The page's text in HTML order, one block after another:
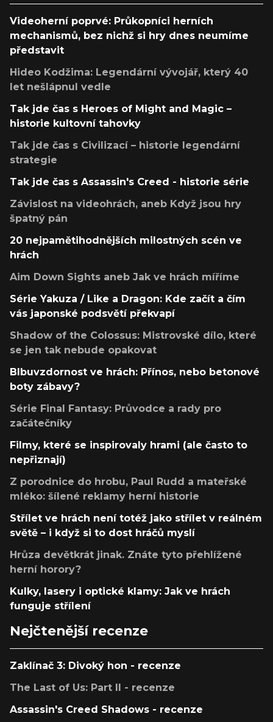
Videoherní poprvé: Průkopníci herních
mechanismů, bez nichž si hry dnes neumíme
představit
Hideo Kodžima: Legendární vývojář, který 40
let nešlápnul vedle
Tak jde čas s Heroes of Might and Magic –
historie kultovní tahovky
Tak jde čas s Civilizací – historie legendární
strategie
Tak jde čas s Assassin's Creed - historie série
Závislost na videohrách, aneb Když jsou hry
špatný pán
20 nejpamětihodnějších milostných scén ve
hrách
Aim Down Sights aneb Jak ve hrách míříme
Série Yakuza / Like a Dragon: Kde začít a čím
vás japonské podsvětí překvapí
Shadow of the Colossus: Mistrovské dílo, které
se jen tak nebude opakovat
Blbuvzdornost ve hrách: Přínos, nebo betonové
boty zábavy?
Série Final Fantasy: Průvodce a rady pro
začátečníky
Filmy, které se inspirovaly hrami (ale často to
nepřiznají)
Z porodnice do hrobu, Paul Rudd a mateřské
mléko: šílené reklamy herní historie
Střílet ve hrách není totéž jako střílet v reálném
světě – i když si to dost hráčů myslí
Hrůza devětkrát jinak. Znáte tyto přehlížené
herní horory?
Kulky, lasery i optické klamy: Jak ve hrách
funguje střílení
Nejčtenější recenze
Zaklínač 3: Divoký hon - recenze
The Last of Us: Part II - recenze
Assassin's Creed Shadows - recenze